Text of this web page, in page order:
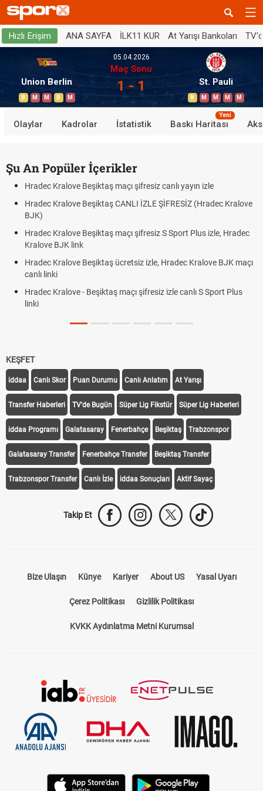
Hızlı Erişim ANA SAYFA İLK11 KUR At Yarışı Bankoları
Union Berlin
B M M B M
05.04.2026
Maç Sonu
1 - 1 St. Pauli
B M M M M
Olaylar Kadrolar İstatistik Baskı Haritası
Yeni
Şu An Popüler İçerikler
Hradec Kralove Beşiktaş maçı şifresiz canlı yayın izle
Hradec Kralove Beşiktaş CANLI İZLE ŞİFRESİZ (Hradec Kralove
BJK)
Hradec Kralove Beşiktaş maçı şifresiz S Sport Plus izle, Hradec
Kralove BJK link
Hradec Kralove Beşiktaş ücretsiz izle, Hradec Kralove BJK maçı
canlı linki
Hradec Kralove - Beşiktaş maçı şifresiz izle canlı S Sport Plus
linki
KEŞFET
iddaa Canlı Skor Puan Durumu Canlı Anlatım At Yarışı
Transfer Haberleri TV'de Bugün Süper Lig Fikstür Süper Lig Haberleri
iddaa Programı Galatasaray Fenerbahçe Beşiktaş Trabzonspor
Galatasaray Transfer Fenerbahçe Transfer Beşiktaş Transfer
Trabzonspor Transfer Canlı İzle iddaa Sonuçları Aktif Sayaç
Takip Et
Bize Ulaşın Künye Kariyer About US Yasal Uyarı
Çerez Politikası Gizlilik Politikası
KVKK Aydınlatma Metni Kurumsal